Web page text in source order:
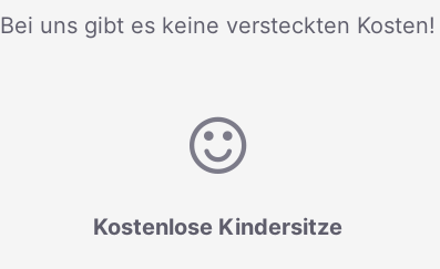
Bei uns gibt es keine versteckten Kosten!
Kostenlose Kindersitze